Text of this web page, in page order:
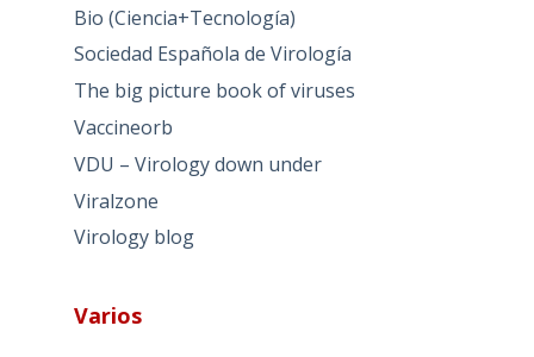
Bio (Ciencia+Tecnología)
Sociedad Española de Virología
The big picture book of viruses
Vaccineorb
VDU – Virology down under
Viralzone
Virology blog
Varios